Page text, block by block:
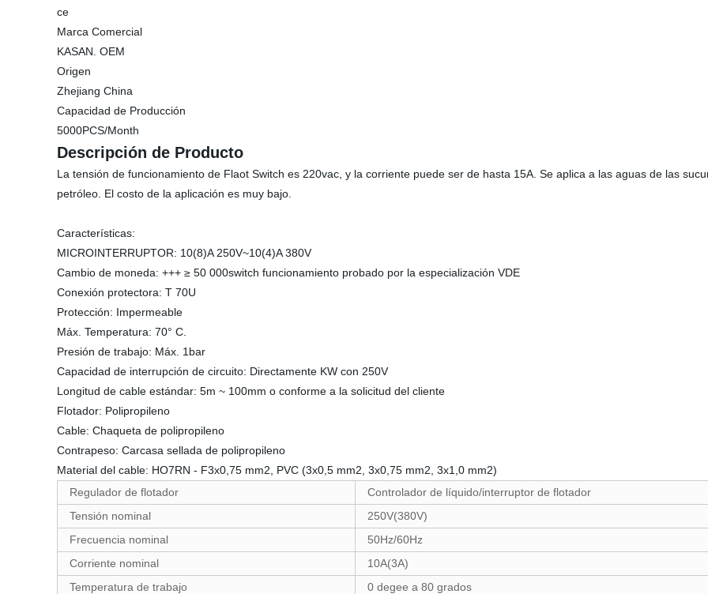
ce
Marca Comercial
KASAN. OEM
Origen
Zhejiang China
Capacidad de Producción
5000PCS/Month
Descripción de Producto
La tensión de funcionamiento de Flaot Switch es 220vac, y la corriente puede ser de hasta 15A. Se aplica a las aguas de las
petróleo. El costo de la aplicación es muy bajo.
Características:
MICROINTERRUPTOR: 10(8)A 250V~10(4)A 380V
Cambio de moneda: +++ ≥ 50 000switch funcionamiento probado por la especialización VDE
Conexión protectora: T 70U
Protección: Impermeable
Máx. Temperatura: 70° C.
Presión de trabajo: Máx. 1bar
Capacidad de interrupción de circuito: Directamente KW con 250V
Longitud de cable estándar: 5m ~ 100mm o conforme a la solicitud del cliente
Flotador: Polipropileno
Cable: Chaqueta de polipropileno
Contrapeso: Carcasa sellada de polipropileno
Material del cable: HO7RN - F3x0,75 mm2, PVC (3x0,5 mm2, 3x0,75 mm2, 3x1,0 mm2)
Regulador de flotador
Controlador de líquido/interruptor de flotador
Tensión nominal
250V(380V)
Frecuencia nominal
50Hz/60Hz
Corriente nominal
10A(3A)
Temperatura de trabajo
0 degee a 80 grados